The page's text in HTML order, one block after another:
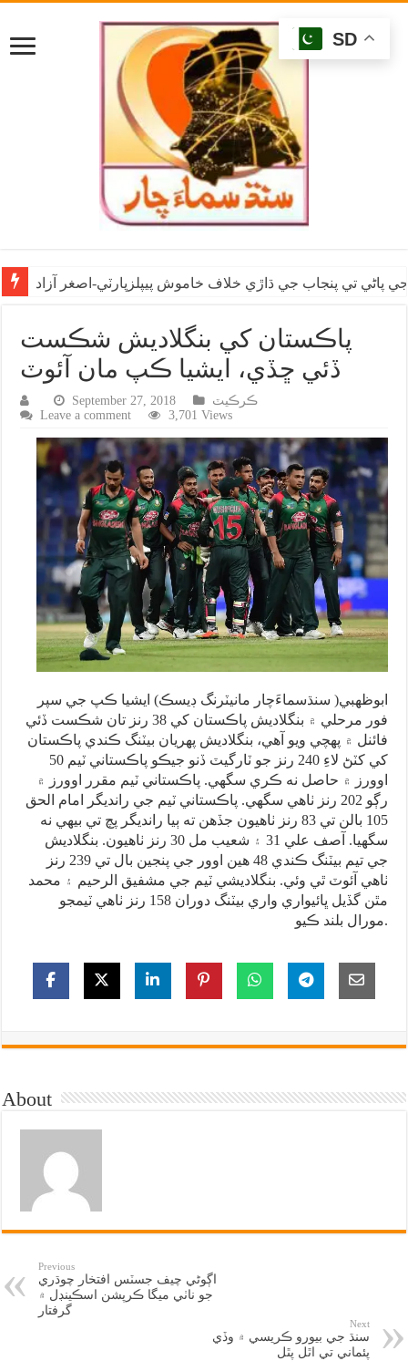
پاڻي تي پنجاب جي ڌاڙي خلاف خاموش پيپلزپارٽي-اصغر آزاد
پاڪستان کي بنگلاديش شڪست
ڏئي ڇڏي، ايشيا ڪپ مان آئوٽ
September 27, 2018
ڪرڪيٽ
Leave a comment
3,701 Views
ابوظهبي( سنڌسماءَچار مانيٽرنگ ڊيسڪ) ايشيا ڪپ جي سپر
فور مرحلي ۾ بنگلاديش پاڪستان کي 38 رنز تان شڪست ڏئي
فائنل ۾ پهچي ويو آهي، بنگلاديش پهريان بيٽنگ ڪندي پاڪستان
کي کٽڻ لاءِ 240 رنز جو ٽارگيٽ ڏنو جيڪو پاڪستاني ٽيم 50
اوورز ۾ حاصل نه ڪري سگهي. پاڪستاني ٽيم مقرر اوورز ۾
رڳو 202 رنز ٺاهي سگهي. پاڪستاني ٽيم جي رانديگر امام الحق
105 بالن تي 83 رنز ٺاهيون جڏهن ته ٻيا رانديگر پچ تي بيهي نه
سگهيا. آصف علي 31 ۽ شعيب مل 30 رنز ٺاهيون. بنگلاديش
جي تيم بيٽنگ ڪندي 48 هين اوور جي پنجين بال تي 239 رنز
ٺاهي آئوٽ ٿي وئي. بنگلاديشي ٽيم جي مشفيق الرحيم ۽ محمد
مٿن گڏيل ڀائيواري واري بيٽنگ دوران 158 رنز ٺاهي ٽيمجو
مورال بلند ڪيو.
About
Previous
اڳوڻي چيف جسٽس افتخار چوڌري
جو ناٺي ميگا ڪرپشن اسڪينڊل ۾
گرفتار
Next
سنڌ جي بيورو ڪريسي ۾ وڏي
پئماني تي اٿل پٿل
SD